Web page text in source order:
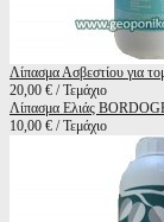
Λίπασμα Ασβεστίου για
20,00 € / Τεμάχιο
Λίπασμα Ελιάς
10,00 € / Τεμάχιο